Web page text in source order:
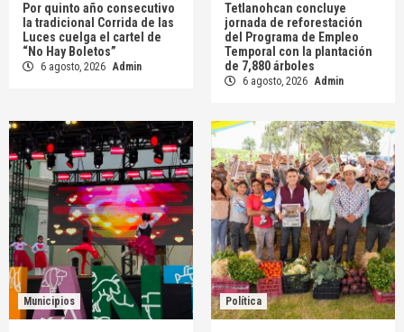
Por quinto año consecutivo
la tradicional Corrida de las
Luces cuelga el cartel de
“No Hay Boletos”
6 agosto, 2026 Admin
Tetlanohcan concluye
jornada de reforestación
del Programa de Empleo
Temporal con la plantación
de 7,880 árboles
6 agosto, 2026 Admin
Municipios Política